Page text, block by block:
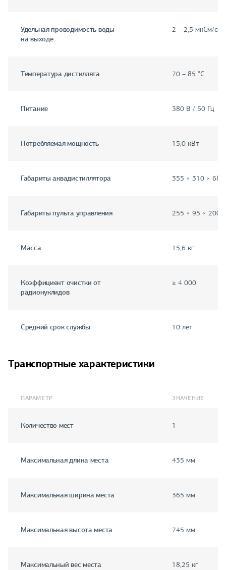
Удельная проводимость воды
на выходе
2 – 2,5 мкСм/см
Температура дистиллята 70 – 85 °С
Питание 380 В / 50 Гц
Потребляемая мощность 15,0 кВт
Габариты аквадистиллятора 355 × 310 ×
Габариты пульта управления 255 × 95 × 200
Масса 15,6 кг
Коэффициент очистки от
радионуклидов
≥ 4 000
Средний срок службы 10 лет
Транспортные характеристики
ПАРАМЕТР ЗНАЧЕНИЕ
Количество мест 1
Максимальная длина места 435 мм
Максимальная ширина места 365 мм
Максимальная высота места 745 мм
Максимальный вес места 18,25 кг